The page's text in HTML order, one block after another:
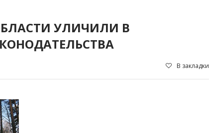
УЛИЧИЛИ В
В закладки